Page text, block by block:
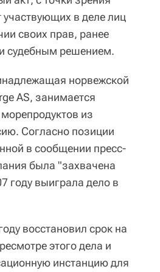
в деле лиц
своих прав, ранее
судебным решением.
норвежской
AS, занимается
из
Согласно позиции
в сообщении пресс-
была "захвачена
году выиграла дело в
восстановил срок на
этого дела и
инстанцию для